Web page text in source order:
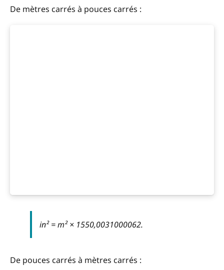
De mètres carrés à pouces carrés :
in² = m² × 1550,0031000062.
De pouces carrés à mètres carrés :